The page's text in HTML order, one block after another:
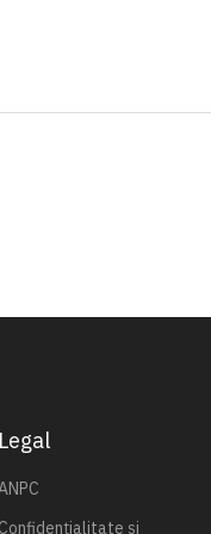
Legal
Confidențialitate și